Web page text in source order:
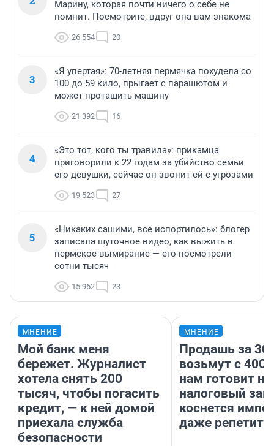
Марину, которая почти ничего о себе не
помнит. Посмотрите, вдруг она вам знакома
26 554 20
3
«Я упертая»: 70-летняя пермячка похудела со
100 до 59 кило, прыгает с парашютом и
может протащить машину
21 392 16
4
«Это тот, кого ты травила»: прикамца
приговорили к 22 годам за убийство семьи
его девушки, сейчас он звонит ей с угрозами
19 523 27
5
«Никаких сашими, все испортилось»: блогер
записала шуточное видео, как выжить в
пермское вымирание — его посмотрели
сотни тысяч
15 962 23
МНЕНИЕ
Мой банк меня
бережет. Журналист
хотела снять 200
тысяч, чтобы погасить
кредит, — к ней домой
приехала служба
безопасности
МНЕНИЕ
Продашь за
возьмут с
нам готовит
налоговый
коснется
даже